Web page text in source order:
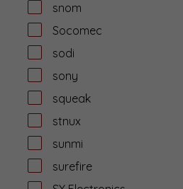
snom
Socomec
sodi
sony
squeak
stnux
sunmi
surefire